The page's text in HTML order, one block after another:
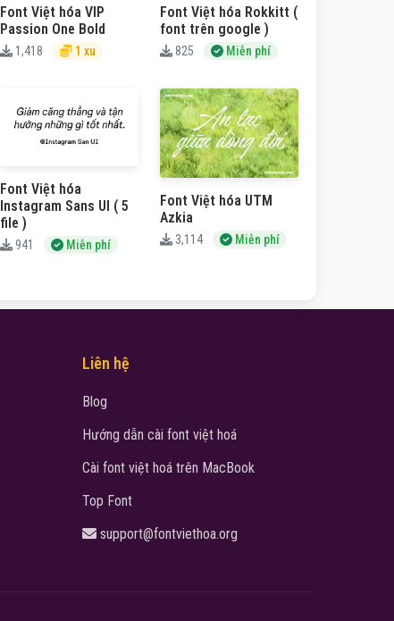
Font Việt hóa VIP
Passion One Bold
1,418 1 xu
Font Việt hóa Rokkitt (
font trên google )
825 Miễn phí
Font Việt hóa
Instagram Sans UI ( 5
file )
941 Miễn phí
Font Việt hóa UTM
Azkia
3,114 Miễn phí
Liên hệ
Blog
Hướng dẫn cài font việt hoá
Cài font việt hoá trên MacBook
Top Font
support@fontviethoa.org